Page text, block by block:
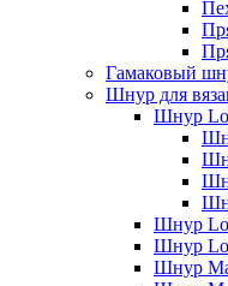
Гамаковый
Шнур для
Шнур
Шнур
Шнур
Шнур